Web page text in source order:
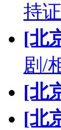
持
[北
剧/
[北
[北